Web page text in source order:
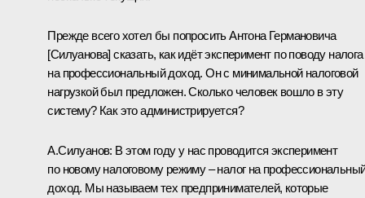
Прежде всего хотел бы попросить Антона Германовича
[Силуанова] сказать, как идёт эксперимент по поводу налога
на профессиональный доход. Он с минимальной налоговой
нагрузкой был предложен. Сколько человек вошло в эту
систему? Как это администрируется?
А.Силуанов: В этом году у нас проводится эксперимент
по новому налоговому режиму – налог на
доход. Мы называем тех предпринимателей, которые